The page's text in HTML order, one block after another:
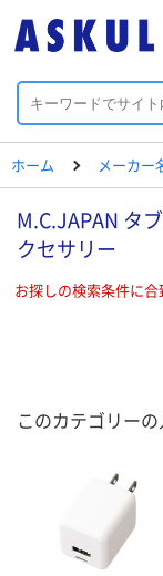
ホーム メーカー
M.C.JAPAN タ
クセサリー
お探しの検索条件に合
このカテゴリー